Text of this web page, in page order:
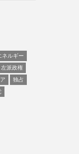
ネルギー
左派政権
独占